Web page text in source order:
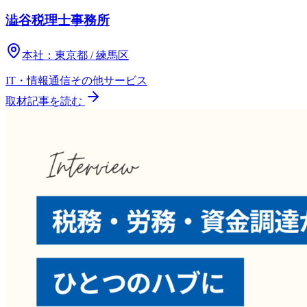
澁谷税理士事務所
本社： 東京都 / 練馬区
IT・情報通信その他サービス
取材記事を読む